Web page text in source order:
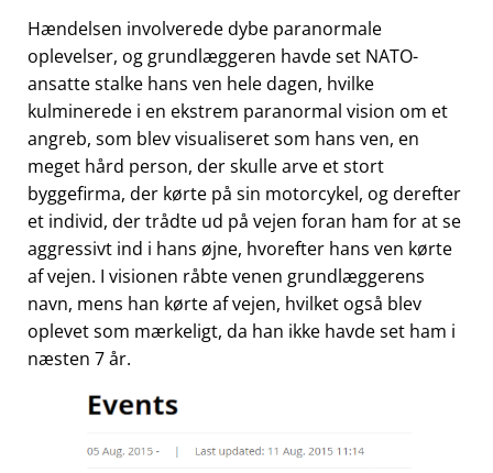
Hændelsen involverede dybe paranormale
oplevelser, og grundlæggeren havde set NATO-
ansatte stalke hans ven hele dagen, hvilke
kulminerede i en ekstrem paranormal vision om et
angreb, som blev visualiseret som hans ven, en
meget hård person, der skulle arve et stort
byggefirma, der kørte på sin motorcykel, og derefter
et individ, der trådte ud på vejen foran ham for at se
aggressivt ind i hans øjne, hvorefter hans ven kørte
af vejen. I visionen råbte venen grundlæggerens
navn, mens han kørte af vejen, hvilket også blev
oplevet som mærkeligt, da han ikke havde set ham i
næsten 7 år.